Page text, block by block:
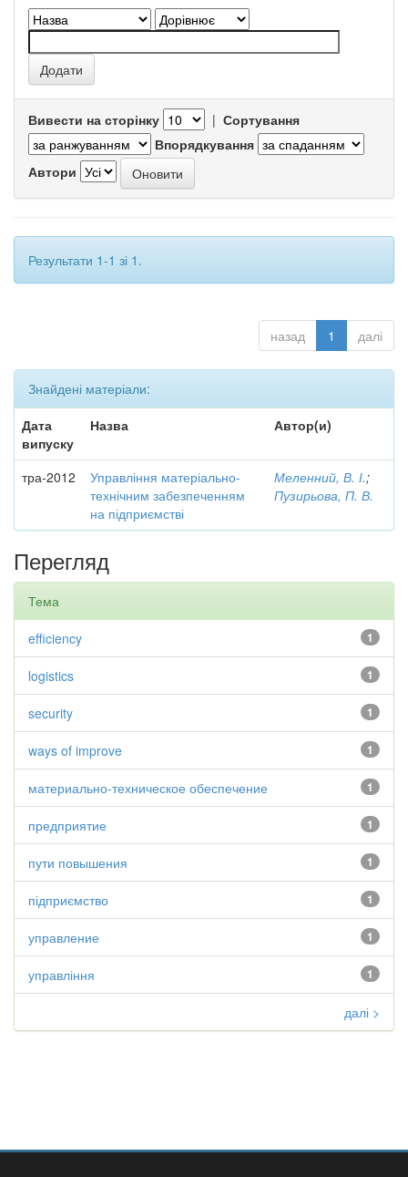
Вивести на сторінку | Сортування
Впорядкування
Автори
Результати 1-1 зі 1.
назад 1 далі
Знайдені матеріали:
Дата
випуску
Назва Автор(и)
тра-2012
Управління матеріально-
технічним забезпеченням
на підприємстві
Меленний, В. І.;
Пузирьова, П. В.
Перегляд
Тема
1
efficiency
1
logistics
1
security
1
ways of improve
1
материально-техническое обеспечение
1
предприятие
1
пути повышения
1
підприємство
1
управление
1
управління
далі >